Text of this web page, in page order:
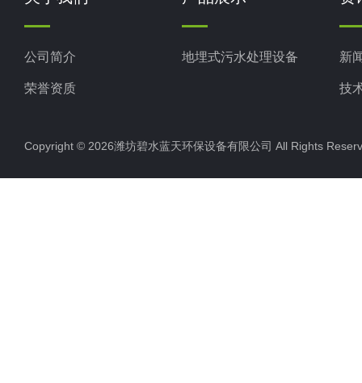
公司简介
荣誉资质
地埋式污水处理设备 新
技
Copyright © 2026潍坊碧水蓝天环保设备有限公司 All Rights